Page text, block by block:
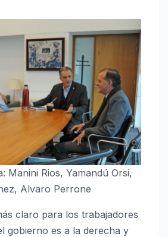
Manini Rios, Yamandú Orsi,
Alvaro Perrone
claro para los trabajadores
gobierno es a la derecha y